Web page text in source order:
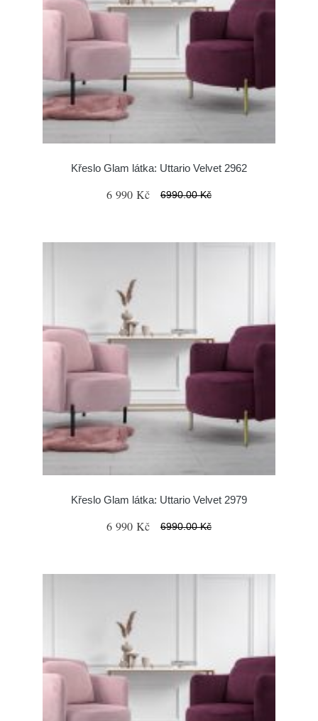
Křeslo Glam látka: Uttario Velvet 2962
6 990 Kč 6990.00 Kč
Křeslo Glam látka: Uttario Velvet 2979
6 990 Kč 6990.00 Kč